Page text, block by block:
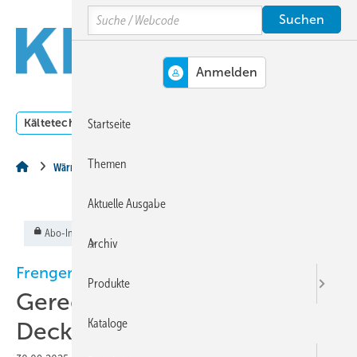
Hauptinhalt
Hauptmenü
SiteSearch
Kältetechnik Klimatechnik
Wärmepumpentechnik
Abo-Inhalt
Frenger
Geregelte
Deckenstrahlheizungen
Search
Startseite
Themen
Aktuelle Ausgabe
Archiv
Produkte
Kataloge